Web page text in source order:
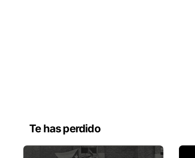
Te has perdido